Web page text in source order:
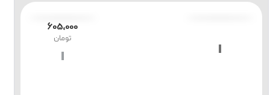
۶۰۵،۰۰۰
تومان